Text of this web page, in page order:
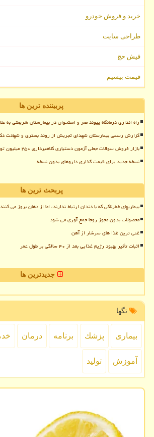
خرید و فروش خودرو
طراحی سایت
فیش حج
قیمت بیسیم
پربیننده ترین ها
راه اندازی درمانگاه پیوند مغز و استخوان در بیمارستان شریعتی به
گزارش رسمی بیمارستان شهدای تجریش از روند بستری و شهادت
بازار فروش سوالات جعلی آزمون دستیاری کلاهبرداری ۲۵۰ میلیون تومانی از داوطلبان
نسخه جدید برای قیمت گذاری داروهای بدون نسخه
پربحث ترین ها
بیماریهای خطرناکی که با دندان ارتباط ندارند، اما از دهان بروز می کنند
محصولات بدون مجوز روجا جمع آوری می شود
غنی ترین غذا های سرشار از آهن
اثبات تأثیر بهبود رژیم غذایی بعد از ۴۰ سالگی بر طول عمر
جدیدترین ها
تگها
بیماری پزشك برنامه درمان
آموزش تولید